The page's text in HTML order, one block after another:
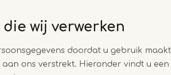
wij verwerken
doordat u gebruik
ons verstrekt. Hieronder vindt u